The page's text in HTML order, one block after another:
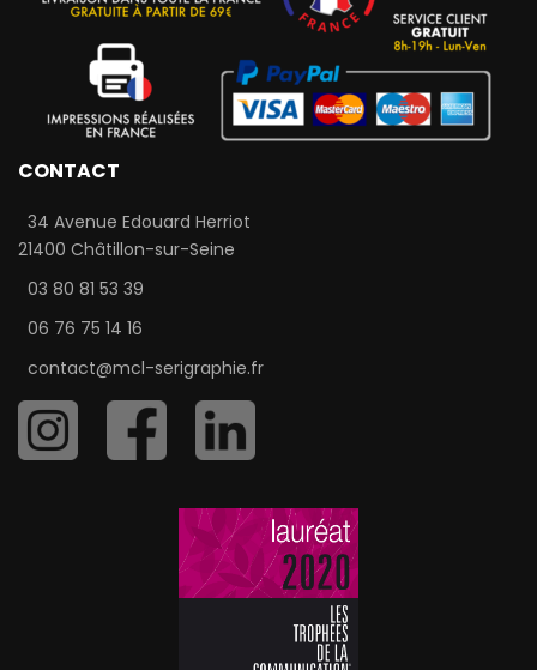
CONTACT
34 Avenue Edouard Herriot
21400 Châtillon-sur-Seine
03 80 81 53 39
06 76 75 14 16
contact@mcl-serigraphie.fr